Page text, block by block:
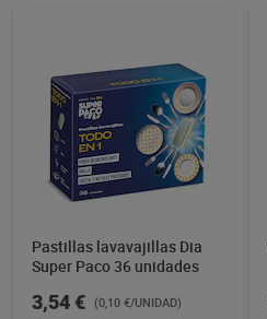
Pastillas lavavajillas Dia
Super Paco 36 unidades
3,54 € (0,10 €/UNIDAD)